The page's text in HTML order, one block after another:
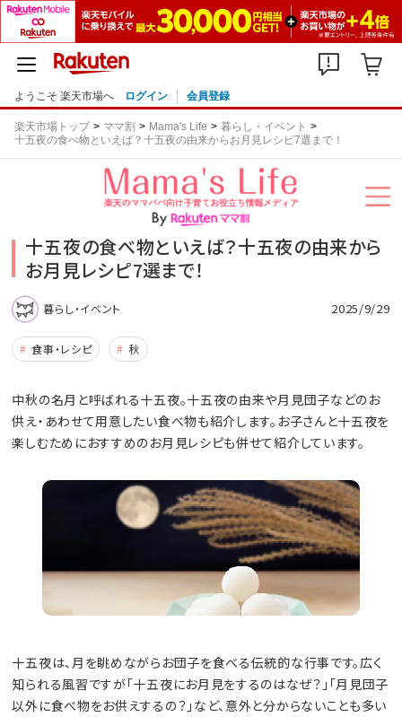
ようこそ 楽天市場へ ログイン 会員登録
楽天市場トップ ママ割 Mama's Life
暮らし・イベント
十五夜の食べ物といえば？十五夜の由来からお月見レシピ7選まで！
十五夜の食べ物といえば？十五夜の由来から
お月見レシピ7選まで！
暮らし・イベント 2025/9/29
食事・レシピ 秋
中秋の名月と呼ばれる十五夜。十五夜の由来や月見団子などのお
供え・あわせて用意したい食べ物も紹介します。お子さんと十五夜を
楽しむためにおすすめのお月見レシピも併せて紹介しています。
十五夜は、月を眺めながらお団子を食べる伝統的な行事です。広く
知られる風習ですが「十五夜にお月見をするのはなぜ？」「月見団子
以外に食べ物をお供えするの？」など、意外と分からないことも多い